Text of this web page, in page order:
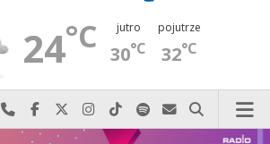
24°C jutro
30°C
pojutrze
32°C
Najlepiej po prostu do nas zadzwoń
Odwiedź nas na Facebook-u
Odwiedź nas na X
Odwiedź nas na Instagram-ie
Odwiedź nas na TikTok-u
Szukaj nas na Spotify
Wyślij do nas
Szukaj